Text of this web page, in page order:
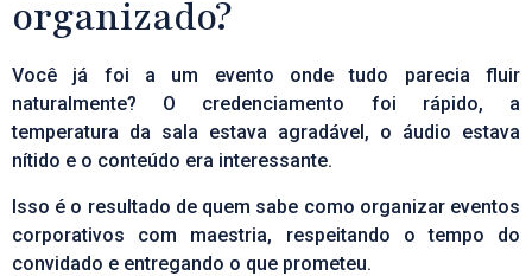
organizado?
Você já foi a um evento onde tudo parecia fluir
naturalmente? O credenciamento foi rápido, a
temperatura da sala estava agradável, o áudio estava
nítido e o conteúdo era interessante.
Isso é o resultado de quem sabe como organizar eventos
corporativos com maestria, respeitando o tempo do
convidado e entregando o que prometeu.